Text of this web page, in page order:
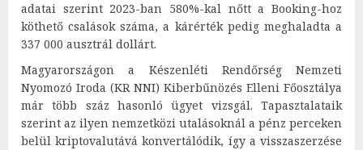
adatai szerint 2023-ban 580%-kal nőtt a Booking-hoz
köthető csalások száma, a kárérték pedig meghaladta a
337 000 ausztrál dollárt.
Magyarországon a Készenléti Rendőrség Nemzeti
Nyomozó Iroda (KR NNI) Kiberbűnözés Elleni Főosztálya
már több száz hasonló ügyet vizsgál. Tapasztalataik
szerint az ilyen nemzetközi utalásoknál a pénz perceken
belül kriptovalutává konvertálódik, így a visszaszerzése